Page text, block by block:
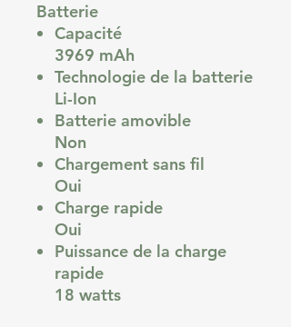
Batterie
Capacité
3969 mAh
Technologie de la batterie
Li-Ion
Batterie amovible
Non
Chargement sans fil
Oui
Charge rapide
Oui
Puissance de la charge
rapide
18 watts